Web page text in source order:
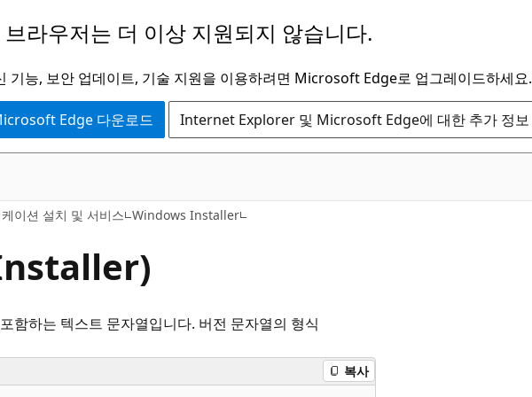
브라우저는 더 이상 지원되지 않습니다.
기능, 보안 업데이트, 기술 지원을 이용하려면 Microsoft Edge로 업그레이드하세요.
Edge 다운로드 Internet Explorer 및 Microsoft Edge에 대한 추가 정보
이션 설치 및 서비스 Windows Installer
함하는 텍스트 문자열입니다. 버전 문자열의 형식
복사